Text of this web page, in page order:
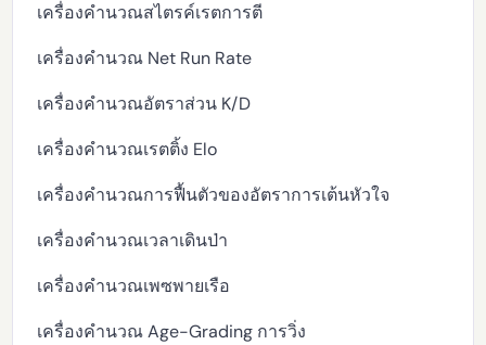
เครื่องคำนวณสไตรค์เรตการตี
เครื่องคำนวณ Net Run Rate
เครื่องคำนวณอัตราส่วน K/D
เครื่องคำนวณเรตติ้ง Elo
เครื่องคำนวณการฟื้นตัวของอัตราการเต้นหัวใจ
เครื่องคำนวณเวลาเดินป่า
เครื่องคำนวณเพซพายเรือ
เครื่องคำนวณ Age-Grading การวิ่ง